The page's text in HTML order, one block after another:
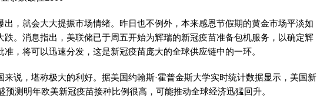
就会大大提振市场情绪。昨日也不例外，本来感恩节假期的黄金市场平淡如
。消息指出，美联储已于周五开始为辉瑞的新冠疫苗准备包机服务，以确定辉
，将可以迅速分发，这是新冠疫苗庞大的全球供应链中的一环。
，堪称极大的利好。据美国约翰斯·霍普金斯大学实时统计数据显示，美国新
测明年欧美新冠疫苗接种比例很高，可能推动全球经济迅猛回升。